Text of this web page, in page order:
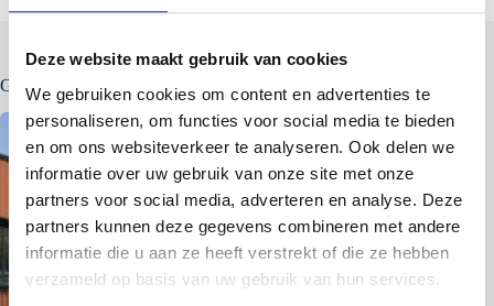
Deze website maakt gebruik van cookies
We gebruiken cookies om content en advertenties te
personaliseren, om functies voor social media te bieden
en om ons websiteverkeer te analyseren. Ook delen we
informatie over uw gebruik van onze site met onze
partners voor social media, adverteren en analyse. Deze
partners kunnen deze gegevens combineren met andere
informatie die u aan ze heeft verstrekt of die ze hebben
verzameld op basis van uw gebruik van hun services.
Gerelateerde berichten